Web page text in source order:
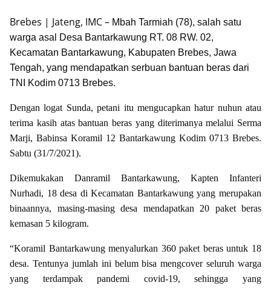
Brebes | Jateng, IMC – Mbah Tarmiah (78), salah satu
warga asal Desa Bantarkawung RT. 08 RW. 02,
Kecamatan Bantarkawung, Kabupaten Brebes, Jawa
Tengah, yang mendapatkan serbuan bantuan beras dari
TNI Kodim 0713 Brebes.
Dengan logat Sunda, petani itu mengucapkan hatur nuhun atau
terima kasih atas bantuan beras yang diterimanya melalui Serma
Marji, Babinsa Koramil 12 Bantarkawung Kodim 0713 Brebes.
Sabtu (31/7/2021).
Dikemukakan Danramil Bantarkawung, Kapten Infanteri
Nurhadi, 18 desa di Kecamatan Bantarkawung yang merupakan
binaannya, masing-masing desa mendapatkan 20 paket beras
kemasan 5 kilogram.
“Koramil Bantarkawung menyalurkan 360 paket beras untuk 18
desa. Tentunya jumlah ini belum bisa mengcover seluruh warga
yang terdampak pandemi covid-19, sehingga yang